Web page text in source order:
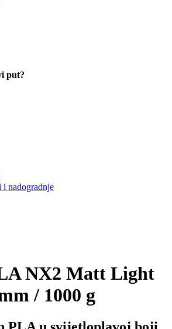
put?
nadogradnje
NX2 Matt Light
/ 1000 g